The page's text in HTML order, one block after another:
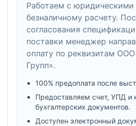
Работаем с
безналичному расчету.
согласования
поставки менеджер
оплату по реквизитам
Групп».
100% предоплата после
Предоставляем счет, УПД и
бухгалтерских документов.
Доступен электронный